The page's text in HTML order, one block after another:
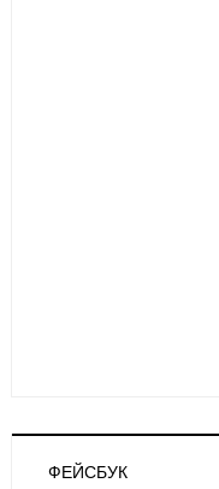
ФЕЙСБУК